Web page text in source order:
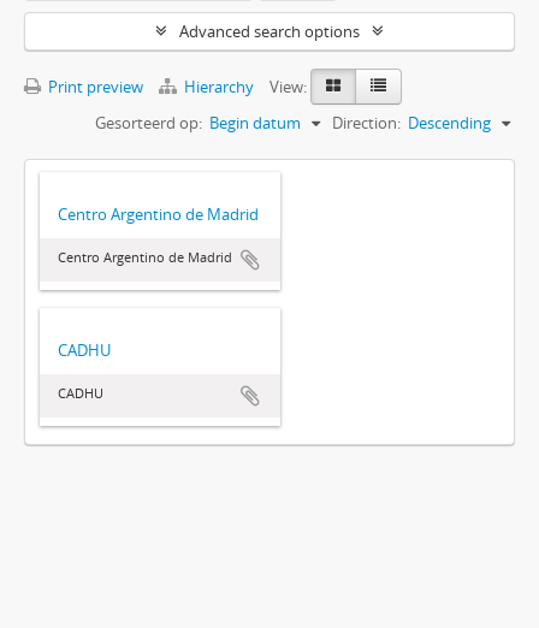
Advanced search options
Print preview Hierarchy
View:
Gesorteerd op: Begin datum Direction: Descending
Centro Argentino de Madrid
Centro Argentino de Madrid
CADHU
CADHU